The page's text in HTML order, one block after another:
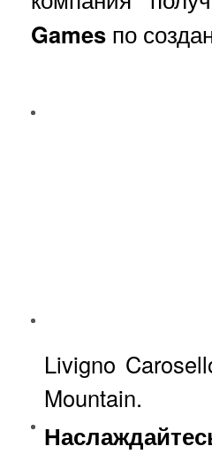
Games по
Livigno
Mountain.